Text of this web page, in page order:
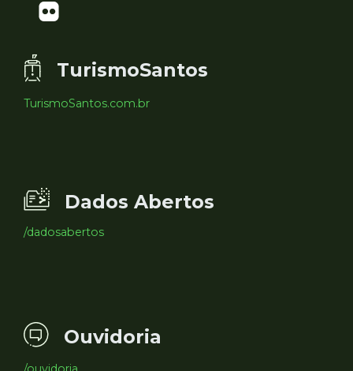
TurismoSantos
TurismoSantos.com.br
Dados Abertos
/dadosabertos
Ouvidoria